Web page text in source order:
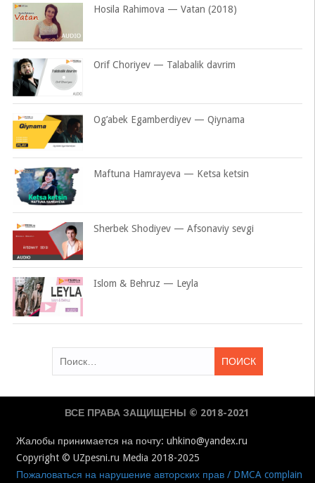
Hosila Rahimova — Vatan (2018)
Orif Choriyev — Talabalik davrim
Og’abek Egamberdiyev — Qiynama
Maftuna Hamrayeva — Ketsa ketsin
Sherbek Shodiyev — Afsonaviy sevgi
Islom & Behruz — Leyla
ВСЕ ПРАВА ЗАЩИЩЕНЫ © 2018-2021
Жалобы принимается на почту: uhkino@yandex.ru
Copyright © UZpesni.ru Media 2018-2025
Пожаловаться на нарушение авторских прав / DMCA complain